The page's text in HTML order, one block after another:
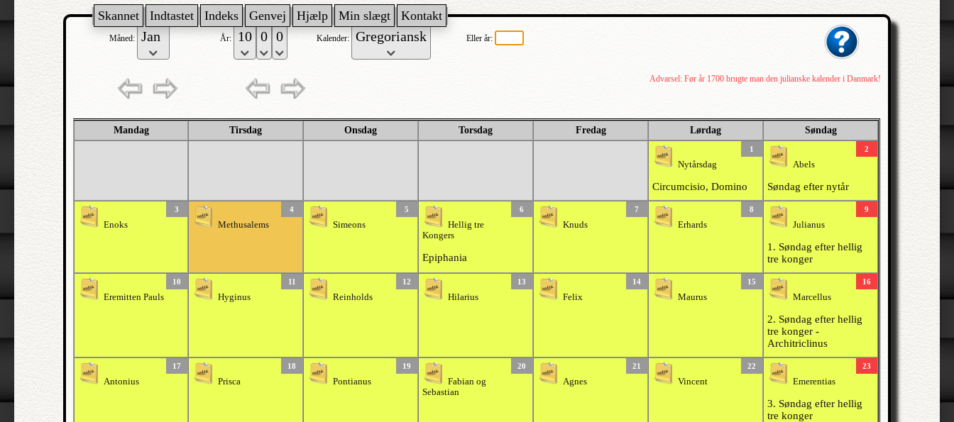
Skannet Indtastet Indeks Genvej Hjælp Min slægt Kontakt
Måned: År: Kalender: Eller år:
Advarsel: Før år 1700 brugte man den julianske kalender i Danmark!
Mandag Tirsdag Onsdag Torsdag Fredag Lørdag Søndag
1
Nytårsdag
Circumcisio, Domino
2
Abels
Søndag efter nytår
3
Enoks
4
Methusalems
5
Simeons
6
Hellig tre
Kongers
Epiphania
7
Knuds
8
Erhards
9
Julianus
1. Søndag efter hellig
tre konger
10
Eremitten Pauls
11
Hyginus
12
Reinholds
13
Hilarius
14
Felix
15
Maurus
16
Marcellus
2. Søndag efter hellig
tre konger -
Architriclinus
17
Antonius
18
Prisca
19
Pontianus
20
Fabian og
Sebastian
21
Agnes
22
Vincent
23
Emerentias
3. Søndag efter hellig
tre konger